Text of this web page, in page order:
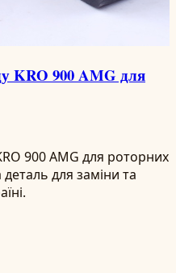
KRO 900 AMG для
900 AMG для роторних
для заміни та